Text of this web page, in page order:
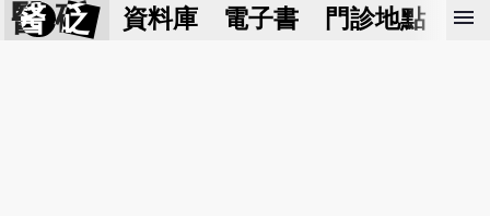
醫 砭 資料庫 電子書 門診地點 預
menu